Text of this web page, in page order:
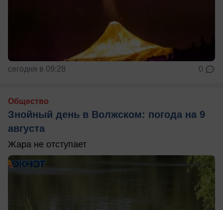
сегодня в 09:28 0
Общество
Знойный день в Волжском: погода на 9
августа
Жара не отступает